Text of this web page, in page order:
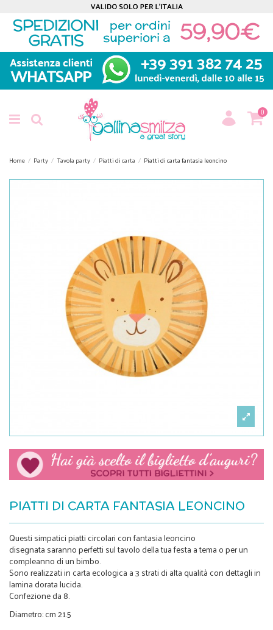
0
Home Party Tavola party Piatti di carta Piatti di carta fantasia leoncino
PIATTI DI CARTA FANTASIA LEONCINO
Questi simpatici piatti circolari con fantasia leoncino
disegnata saranno perfetti sul tavolo della tua festa a tema o per un
compleanno di un bimbo.
Sono realizzati in carta ecologica a 3 strati di alta qualità con dettagli in
lamina dorata lucida.
Confezione da 8.
Diametro: cm 21.5